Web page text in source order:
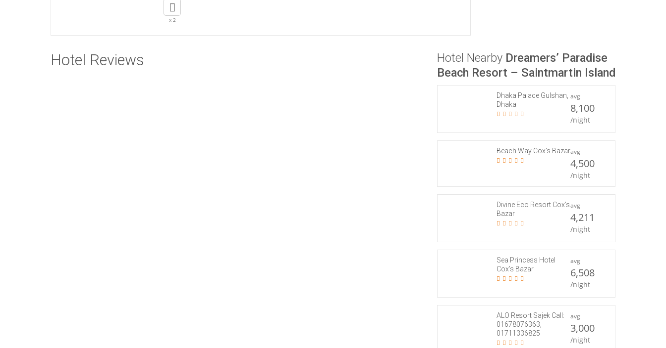
x 2
Hotel Reviews Hotel Nearby Dreamers’ Paradise
Beach Resort – Saintmartin Island
Dhaka Palace Gulshan,
Dhaka
avg
8,100
/night
Beach Way Cox’s Bazaravg
4,500
/night
Divine Eco Resort Cox’s
Bazar
avg
4,211
/night
Sea Princess Hotel
Cox’s Bazar
avg
6,508
/night
ALO Resort Sajek Call:
01678076363,
01711336825
avg
3,000
/night